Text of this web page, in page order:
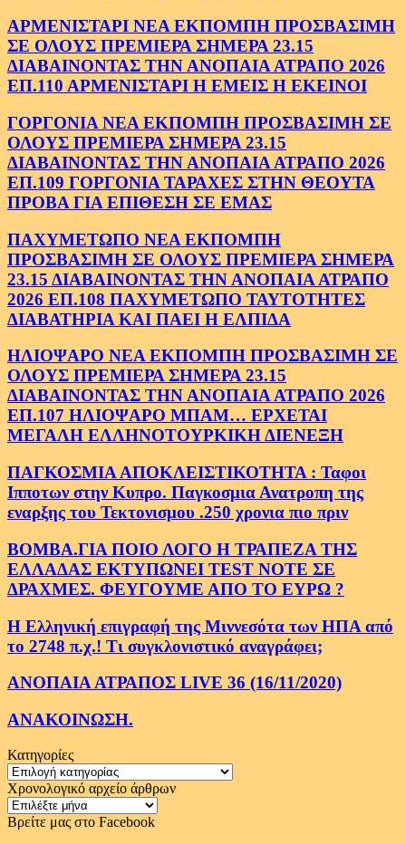
ΑΡΜΕΝΙΣΤΑΡΙ ΝΕΑ ΕΚΠΟΜΠΗ ΠΡΟΣΒΑΣΙΜΗ
ΣΕ ΟΛΟΥΣ ΠΡΕΜΙΕΡΑ ΣΗΜΕΡΑ 23.15
ΔΙΑΒΑΙΝΟΝΤΑΣ ΤΗΝ ΑΝΟΠΑΙΑ ΑΤΡΑΠΟ 2026
ΕΠ.110 ΑΡΜΕΝΙΣΤΑΡΙ Η ΕΜΕΙΣ Η ΕΚΕΙΝΟΙ
ΓΟΡΓΟΝΙΑ ΝΕΑ ΕΚΠΟΜΠΗ ΠΡΟΣΒΑΣΙΜΗ ΣΕ
ΟΛΟΥΣ ΠΡΕΜΙΕΡΑ ΣΗΜΕΡΑ 23.15
ΔΙΑΒΑΙΝΟΝΤΑΣ ΤΗΝ ΑΝΟΠΑΙΑ ΑΤΡΑΠΟ 2026
ΕΠ.109 ΓΟΡΓΟΝΙΑ ΤΑΡΑΧΕΣ ΣΤΗΝ ΘΕΟΥΤΑ
ΠΡΟΒΑ ΓΙΑ ΕΠΙΘΕΣΗ ΣΕ ΕΜΑΣ
ΠΑΧΥΜΕΤΩΠΟ ΝΕΑ ΕΚΠΟΜΠΗ
ΠΡΟΣΒΑΣΙΜΗ ΣΕ ΟΛΟΥΣ ΠΡΕΜΙΕΡΑ ΣΗΜΕΡΑ
23.15 ΔΙΑΒΑΙΝΟΝΤΑΣ ΤΗΝ ΑΝΟΠΑΙΑ ΑΤΡΑΠΟ
2026 ΕΠ.108 ΠΑΧΥΜΕΤΩΠΟ ΤΑΥΤΟΤΗΤΕΣ
ΔΙΑΒΑΤΗΡΙΑ ΚΑΙ ΠΑΕΙ Η ΕΛΠΙΔΑ
ΗΛΙΟΨΑΡΟ ΝΕΑ ΕΚΠΟΜΠΗ ΠΡΟΣΒΑΣΙΜΗ ΣΕ
ΟΛΟΥΣ ΠΡΕΜΙΕΡΑ ΣΗΜΕΡΑ 23.15
ΔΙΑΒΑΙΝΟΝΤΑΣ ΤΗΝ ΑΝΟΠΑΙΑ ΑΤΡΑΠΟ 2026
ΕΠ.107 ΗΛΙΟΨΑΡΟ ΜΠΑΜ… ΕΡΧΕΤΑΙ
ΜΕΓΑΛΗ ΕΛΛΗΝΟΤΟΥΡΚΙΚΗ ΔΙΕΝΕΞΗ
ΠΑΓΚΟΣΜΙΑ ΑΠΟΚΛΕΙΣΤΙΚΟΤΗΤΑ : Ταφοι
Ιπποτων στην Κυπρο. Παγκοσμια Ανατροπη της
εναρξης του Τεκτονισμου .250 χρονια πιο πριν
ΒΟΜΒΑ.ΓΙΑ ΠΟΙΟ ΛΟΓΟ Η ΤΡΑΠΕΖΑ ΤΗΣ
ΕΛΛΑΔΑΣ ΕΚΤΥΠΩΝΕΙ TEST NOTE ΣΕ
ΔΡΑΧΜΕΣ. ΦΕΥΓΟΥΜΕ ΑΠΟ ΤΟ ΕΥΡΩ ?
Η Ελληνική επιγραφή της Μιννεσότα των ΗΠΑ από
το 2748 π.χ.! Τι συγκλονιστικό αναγράφει;
ΑΝΟΠΑΙΑ ΑΤΡΑΠΟΣ LIVE 36 (16/11/2020)
ΑΝΑΚΟΙΝΩΣΗ.
Κατηγορίες
Κατηγορίες
Χρονολογικό αρχείο άρθρων
Χρονολογικό
αρχείο
Βρείτε μας στο Facebook